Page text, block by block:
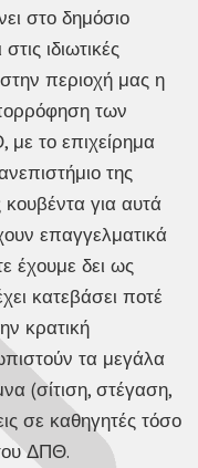
στο δημόσιο
ιδιωτικές
περιοχή μας η
των
το επιχείρημα
της
για αυτά
επαγγελματικά
έχουμε δει ως
κατεβάσει ποτέ
κρατική
τα μεγάλα
(σίτιση, στέγαση,
σε καθηγητές τόσο
ΔΠΘ.